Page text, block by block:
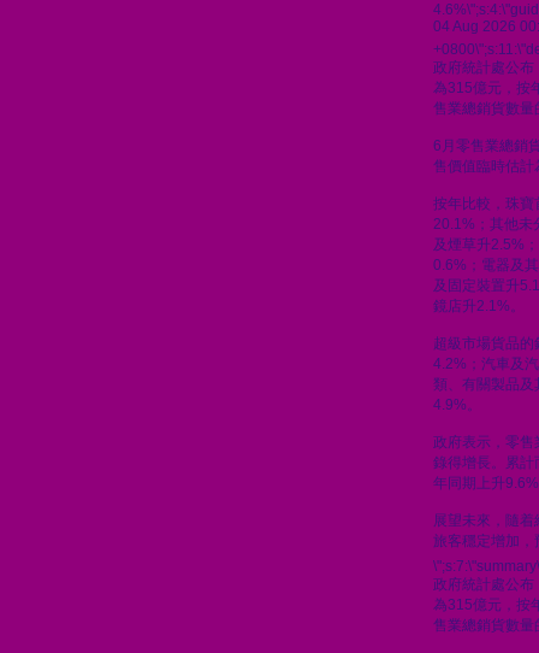
04 Aug 2026
政府統計處公
為315億元，按
售業總銷貨數
6月零售業總銷
售價值臨時估
按年比較，珠寶
20.1%；其他未
及煙草升2.5%
0.6%；電器及
及固定裝置升
鏡店升2.1%。
超級市場貨品
4.2%；汽車及
類、有關製品
4.9%。
政府表示，零
錄得增長。累計
年同期上升
展望未來，隨
旅客穩定增加，
政府統計處公
為315億元，按
售業總銷貨數